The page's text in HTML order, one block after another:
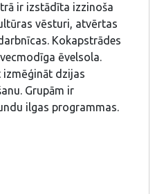
ir izstādīta izzinoša
vēsturi, atvērtas
Kokapstrādes
ēvelsola.
izmēģināt dzijas
Grupām ir
ilgas programmas.